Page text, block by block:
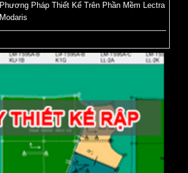
Phương Pháp Thiết Kế Trên Phần Mềm Lectra
Modaris